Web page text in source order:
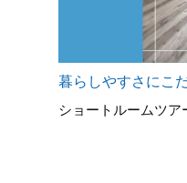
暮らしやすさにこ
ショートルームツア